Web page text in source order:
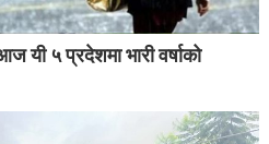
यी ५ प्रदेशमा भारी वर्षाको